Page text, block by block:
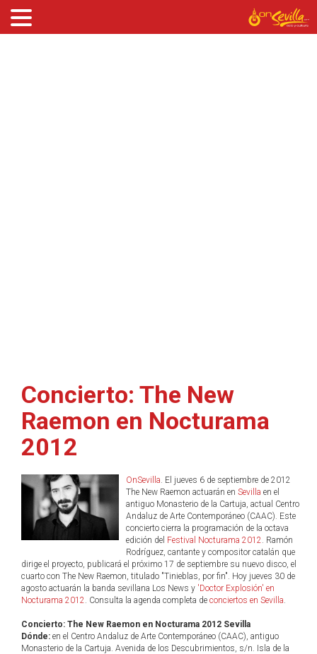
Concierto: The New
Raemon en Nocturama
2012
OnSevilla. El jueves 6 de septiembre de 2012
The New Raemon actuarán en Sevilla en el
antiguo Monasterio de la Cartuja, actual Centro
Andaluz de Arte Contemporáneo (CAAC). Este
concierto cierra la programación de la octava
edición del Festival Nocturama 2012. Ramón
Rodríguez, cantante y compositor catalán que
dirige el proyecto, publicará el próximo 17 de septiembre su nuevo disco, el
cuarto con The New Raemon, titulado "Tinieblas, por fin". Hoy jueves 30 de
agosto actuarán la banda sevillana Los News y 'Doctor Explosión' en
Nocturama 2012. Consulta la agenda completa de conciertos en Sevilla.
Concierto: The New Raemon en Nocturama 2012 Sevilla
Dónde: en el Centro Andaluz de Arte Contemporáneo (CAAC), antiguo
Monasterio de la Cartuja. Avenida de los Descubrimientos, s/n. Isla de la